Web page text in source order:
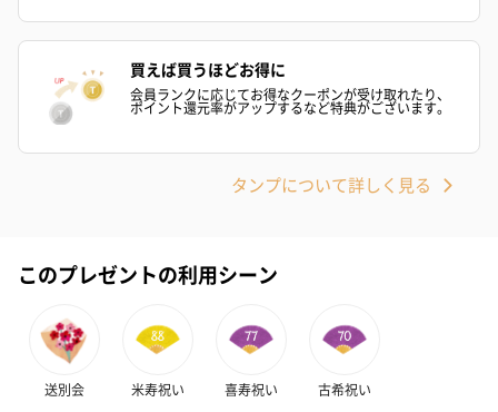
買えば買うほどお得に
会員ランクに応じてお得なクーポンが受け取れたり、
ポイント還元率がアップするなど特典がございます。
タンプについて詳しく見る
このプレゼントの利用シーン
送別会 米寿祝い 喜寿祝い 古希祝い